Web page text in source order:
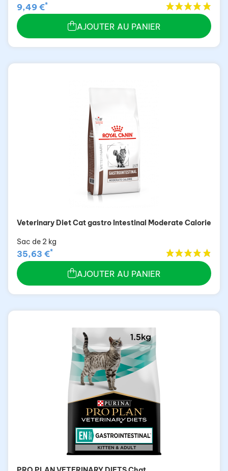
9,49 €*
AJOUTER AU PANIER
Veterinary Diet Cat gastro Intestinal Moderate Calorie
Sac de 2 kg
35,63 €*
AJOUTER AU PANIER